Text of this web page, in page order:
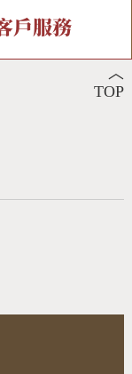
名詞介紹
音查詢
解決方案
Service
戶服務
︿
TOP